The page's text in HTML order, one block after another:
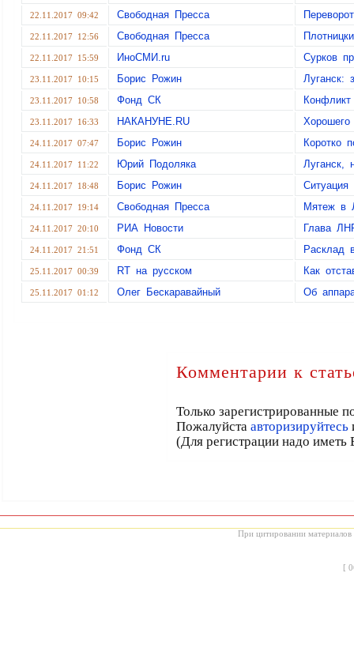
22.11.2017 09:42 Свободная Пресса
22.11.2017 12:56 Свободная Пресса
22.11.2017 15:59 ИноСМИ.ru Сурков
23.11.2017 10:15 Борис Рожин Луганск:
23.11.2017 10:58 Фонд СК
23.11.2017 16:33 НАКАНУНЕ.RU
24.11.2017 07:47 Борис Рожин Коротко
24.11.2017 11:22 Юрий Подоляка Луганск,
24.11.2017 18:48 Борис Рожин
24.11.2017 19:14 Свободная Пресса Мятеж в
24.11.2017 20:10 РИА Новости Глава
24.11.2017 21:51 Фонд СК Расклад
25.11.2017 00:39 RT на русском Как
25.11.2017 01:12 Олег Бескаравайный Об
Комментарии к
Только зарегистрированные
Пожалуйста авторизируйтесь
(Для регистрации надо
При цитировании материалов
[